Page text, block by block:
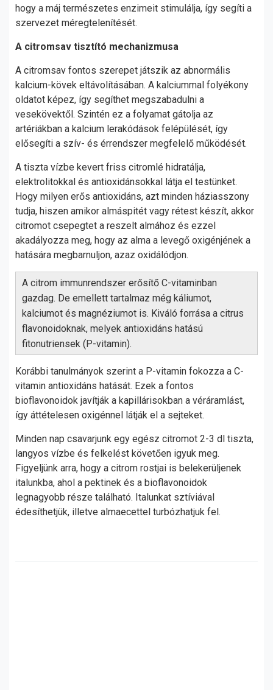
hogy a máj természetes enzimeit stimulálja, így segíti a
szervezet méregtelenítését.
A citromsav tisztító mechanizmusa
A citromsav fontos szerepet játszik az abnormális
kalcium-kövek eltávolításában. A kalciummal folyékony
oldatot képez, így segíthet megszabadulni a
vesekövektől. Szintén ez a folyamat gátolja az
artériákban a kalcium lerakódások felépülését, így
elősegíti a szív- és érrendszer megfelelő működését.
A tiszta vízbe kevert friss citromlé hidratálja,
elektrolitokkal és antioxidánsokkal látja el testünket.
Hogy milyen erős antioxidáns, azt minden háziasszony
tudja, hiszen amikor almáspitét vagy rétest készít, akkor
citromot csepegtet a reszelt almához és ezzel
akadályozza meg, hogy az alma a levegő oxigénjének a
hatására megbarnuljon, azaz oxidálódjon.
A citrom immunrendszer erősítő C-vitaminban
gazdag. De emellett tartalmaz még káliumot,
kalciumot és magnéziumot is. Kiváló forrása a citrus
flavonoidoknak, melyek antioxidáns hatású
fitonutriensek (P-vitamin).
Korábbi tanulmányok szerint a P-vitamin fokozza a C-
vitamin antioxidáns hatását. Ezek a fontos
bioflavonoidok javítják a kapillárisokban a véráramlást,
így áttételesen oxigénnel látják el a sejteket.
Minden nap csavarjunk egy egész citromot 2-3 dl tiszta,
langyos vízbe és felkelést követően igyuk meg.
Figyeljünk arra, hogy a citrom rostjai is belekerüljenek
italunkba, ahol a pektinek és a bioflavonoidok
legnagyobb része található. Italunkat sztíviával
édesíthetjük, illetve almaecettel turbózhatjuk fel.